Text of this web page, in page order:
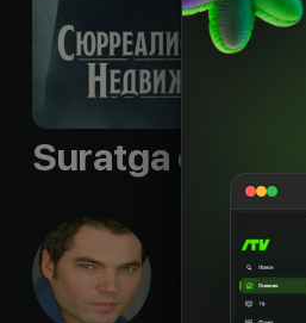
Suratga olish